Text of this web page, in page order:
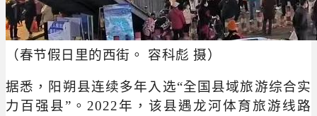
（春节假日里的西街。 容科彪 摄）
据悉，阳朔县连续多年入选“全国县域旅游综合实
力百强县”。2022年，该县遇龙河体育旅游线路